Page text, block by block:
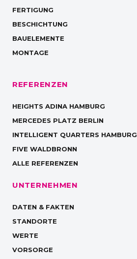
FERTIGUNG
BESCHICHTUNG
BAUELEMENTE
MONTAGE
REFERENZEN
HEIGHTS ADINA HAMBURG
MERCEDES PLATZ BERLIN
INTELLIGENT QUARTERS HAMBURG
FIVE WALDBRONN
ALLE REFERENZEN
UNTERNEHMEN
DATEN & FAKTEN
STANDORTE
WERTE
VORSORGE